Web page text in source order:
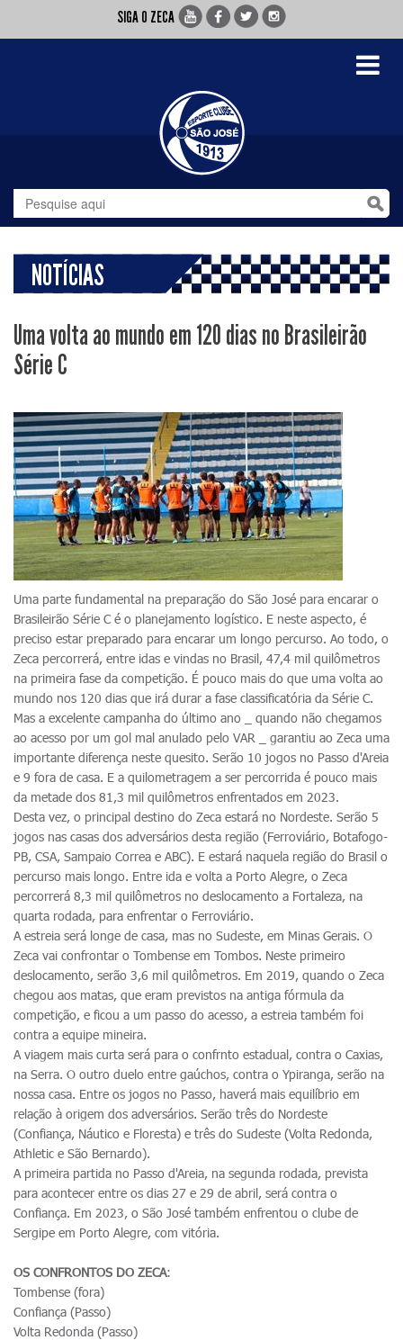
SIGA O ZECA
Toggle
NOTÍCIAS
Uma volta ao mundo em 120 dias no Brasileirão
Série C
Uma parte fundamental na preparação do São José para encarar o
Brasileirão Série C é o planejamento logístico. E neste aspecto, é
preciso estar preparado para encarar um longo percurso. Ao todo, o
Zeca percorrerá, entre idas e vindas no Brasil, 47,4 mil quilômetros
na primeira fase da competição. É pouco mais do que uma volta ao
mundo nos 120 dias que irá durar a fase classificatória da Série C.
Mas a excelente campanha do último ano _ quando não chegamos
ao acesso por um gol mal anulado pelo VAR _ garantiu ao Zeca uma
importante diferença neste quesito. Serão 10 jogos no Passo d'Areia
e 9 fora de casa. E a quilometragem a ser percorrida é pouco mais
da metade dos 81,3 mil quilômetros enfrentados em 2023.
Desta vez, o principal destino do Zeca estará no Nordeste. Serão 5
jogos nas casas dos adversários desta região (Ferroviário, Botafogo-
PB, CSA, Sampaio Correa e ABC). E estará naquela região do Brasil o
percurso mais longo. Entre ida e volta a Porto Alegre, o Zeca
percorrerá 8,3 mil quilômetros no deslocamento a Fortaleza, na
quarta rodada, para enfrentar o Ferroviário.
A estreia será longe de casa, mas no Sudeste, em Minas Gerais. O
Zeca vai confrontar o Tombense em Tombos. Neste primeiro
deslocamento, serão 3,6 mil quilômetros. Em 2019, quando o Zeca
chegou aos matas, que eram previstos na antiga fórmula da
competição, e ficou a um passo do acesso, a estreia também foi
contra a equipe mineira.
A viagem mais curta será para o confrnto estadual, contra o Caxias,
na Serra. O outro duelo entre gaúchos, contra o Ypiranga, serão na
nossa casa. Entre os jogos no Passo, haverá mais equilíbrio em
relação à origem dos adversários. Serão três do Nordeste
(Confiança, Náutico e Floresta) e três do Sudeste (Volta Redonda,
Athletic e São Bernardo).
A primeira partida no Passo d'Areia, na segunda rodada, prevista
para acontecer entre os dias 27 e 29 de abril, será contra o
Confiança. Em 2023, o São José também enfrentou o clube de
Sergipe em Porto Alegre, com vitória.
OS CONFRONTOS DO ZECA:
Tombense (fora)
Confiança (Passo)
Volta Redonda (Passo)